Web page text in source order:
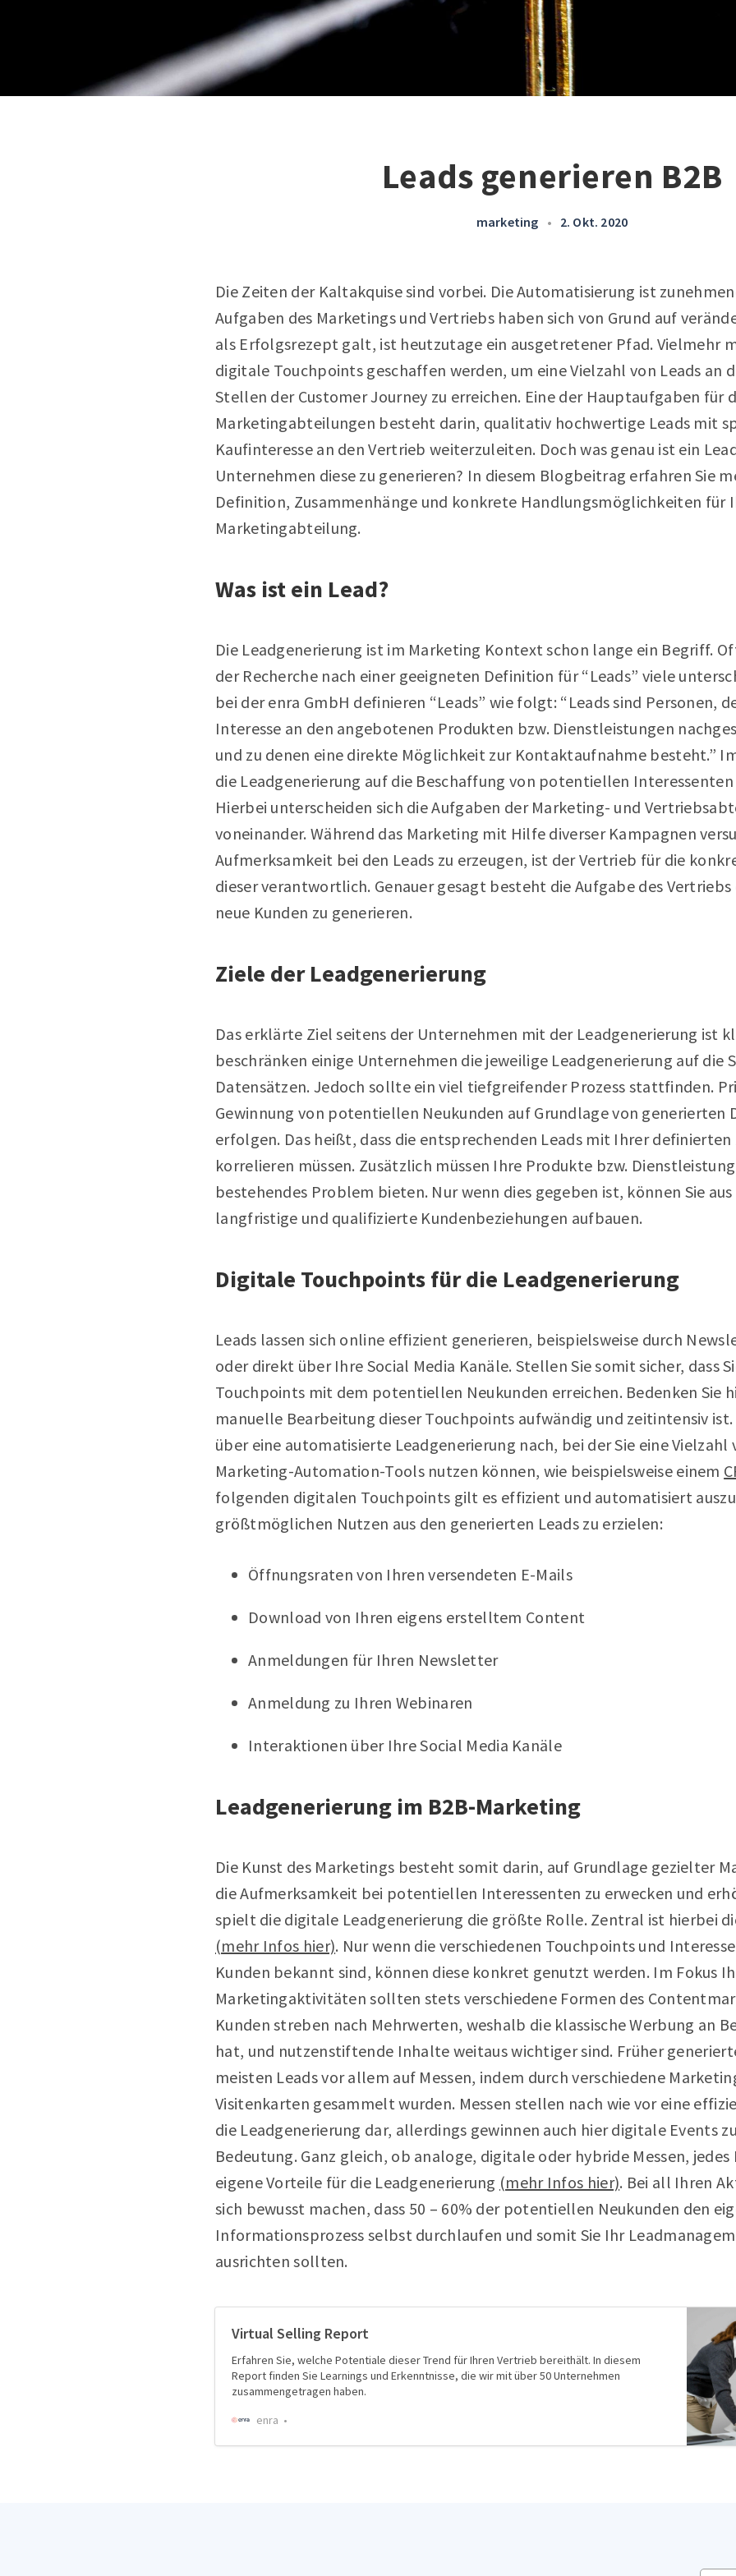
Leads generieren B2B
marketing • 2. Okt. 2020
Die Zeiten der Kaltakquise sind vorbei. Die Automatisierung ist
Aufgaben des Marketings und Vertriebs haben sich von Grund auf
als Erfolgsrezept galt, ist heutzutage ein ausgetretener Pfad. Vielmehr
digitale Touchpoints geschaffen werden, um eine Vielzahl von Leads an
Stellen der Customer Journey zu erreichen. Eine der Hauptaufgaben für
Marketingabteilungen besteht darin, qualitativ hochwertige Leads mit
Kaufinteresse an den Vertrieb weiterzuleiten. Doch was genau ist ein
Unternehmen diese zu generieren? In diesem Blogbeitrag erfahren Sie
Definition, Zusammenhänge und konkrete Handlungsmöglichkeiten für
Marketingabteilung.
Was ist ein Lead?
Die Leadgenerierung ist im Marketing Kontext schon lange ein Begriff.
der Recherche nach einer geeigneten Definition für “Leads” viele
bei der enra GmbH definieren “Leads” wie folgt: “Leads sind Personen,
Interesse an den angebotenen Produkten bzw. Dienstleistungen
und zu denen eine direkte Möglichkeit zur Kontaktaufnahme besteht.”
die Leadgenerierung auf die Beschaffung von potentiellen Interessenten
Hierbei unterscheiden sich die Aufgaben der Marketing- und
voneinander. Während das Marketing mit Hilfe diverser Kampagnen
Aufmerksamkeit bei den Leads zu erzeugen, ist der Vertrieb für die
dieser verantwortlich. Genauer gesagt besteht die Aufgabe des Vertriebs
neue Kunden zu generieren.
Ziele der Leadgenerierung
Das erklärte Ziel seitens der Unternehmen mit der Leadgenerierung ist
beschränken einige Unternehmen die jeweilige Leadgenerierung auf die
Datensätzen. Jedoch sollte ein viel tiefgreifender Prozess stattfinden.
Gewinnung von potentiellen Neukunden auf Grundlage von generierten
erfolgen. Das heißt, dass die entsprechenden Leads mit Ihrer
korrelieren müssen. Zusätzlich müssen Ihre Produkte bzw.
bestehendes Problem bieten. Nur wenn dies gegeben ist, können Sie
langfristige und qualifizierte Kundenbeziehungen aufbauen.
Digitale Touchpoints für die Leadgenerierung
Leads lassen sich online effizient generieren, beispielsweise durch
oder direkt über Ihre Social Media Kanäle. Stellen Sie somit sicher, dass
Touchpoints mit dem potentiellen Neukunden erreichen. Bedenken Sie
manuelle Bearbeitung dieser Touchpoints aufwändig und zeitintensiv ist.
über eine automatisierte Leadgenerierung nach, bei der Sie eine Vielzahl
Marketing-Automation-Tools nutzen können, wie beispielsweise einem
folgenden digitalen Touchpoints gilt es effizient und automatisiert
größtmöglichen Nutzen aus den generierten Leads zu erzielen:
Öffnungsraten von Ihren versendeten E-Mails
Download von Ihren eigens erstelltem Content
Anmeldungen für Ihren Newsletter
Anmeldung zu Ihren Webinaren
Interaktionen über Ihre Social Media Kanäle
Leadgenerierung im B2B-Marketing
Die Kunst des Marketings besteht somit darin, auf Grundlage gezielter
die Aufmerksamkeit bei potentiellen Interessenten zu erwecken und
spielt die digitale Leadgenerierung die größte Rolle. Zentral ist hierbei
(mehr Infos hier). Nur wenn die verschiedenen Touchpoints und
Kunden bekannt sind, können diese konkret genutzt werden. Im Fokus
Marketingaktivitäten sollten stets verschiedene Formen des
Kunden streben nach Mehrwerten, weshalb die klassische Werbung an
hat, und nutzenstiftende Inhalte weitaus wichtiger sind. Früher
meisten Leads vor allem auf Messen, indem durch verschiedene
Visitenkarten gesammelt wurden. Messen stellen nach wie vor eine
die Leadgenerierung dar, allerdings gewinnen auch hier digitale Events
Bedeutung. Ganz gleich, ob analoge, digitale oder hybride Messen,
eigene Vorteile für die Leadgenerierung (mehr Infos hier). Bei all Ihren
sich bewusst machen, dass 50 – 60% der potentiellen Neukunden den
Informationsprozess selbst durchlaufen und somit Sie Ihr
ausrichten sollten.
Virtual Selling Report
Erfahren Sie, welche Potentiale dieser Trend für Ihren Vertrieb bereithält. In diesem
Report finden Sie Learnings und Erkenntnisse, die wir mit über 50 Unternehmen
zusammengetragen haben.
enra